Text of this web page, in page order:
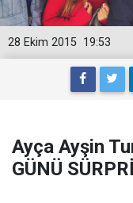
19:53
28 Ekim 2015
Ayça Ayşin
GÜNÜ